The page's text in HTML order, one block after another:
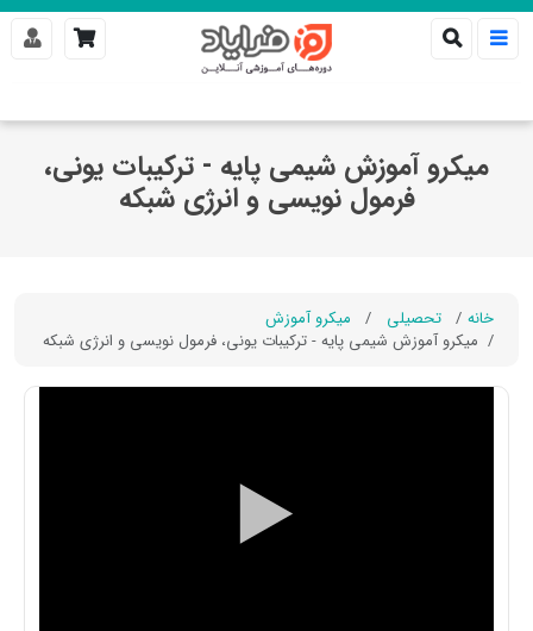
میکرو آموزش شیمی پایه - ترکیبات یونی،
فرمول نویسی و انرژی شبکه
خانه تحصیلی
میکرو آموزش
میکرو آموزش شیمی پایه - ترکیبات یونی، فرمول نویسی و انرژی شبکه